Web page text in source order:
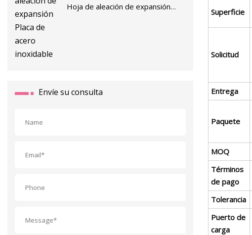
Hoja de aleación de expansión
Envíe su consulta
Superficie
Solicitud
Entrega
Paquete
MOQ
Términos
de pago
Tolerancia
Puerto de
carga